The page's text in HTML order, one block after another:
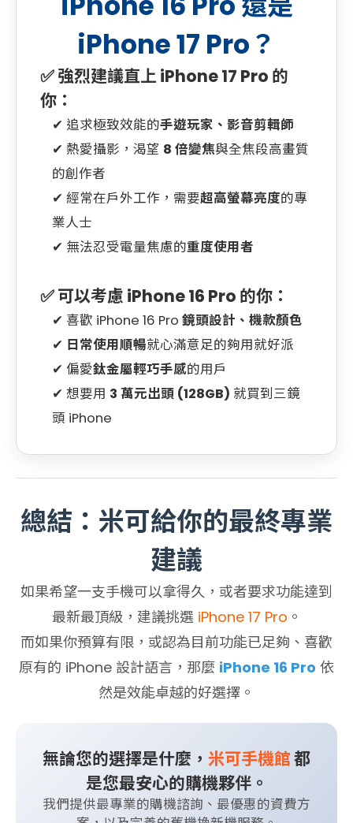
iPhone 17 Pro？
✅ 強烈建議直上 iPhone 17 Pro 的
你：
追求極致效能的手遊玩家、影音剪輯師
熱愛攝影，渴望 8 倍變焦與全焦段高畫質
的創作者
經常在戶外工作，需要超高螢幕亮度的專
業人士
無法忍受電量焦慮的重度使用者
✅ 可以考慮 iPhone 16 Pro 的你：
喜歡 iPhone 16 Pro 鏡頭設計、機款顏色
日常使用順暢就心滿意足的夠用就好派
偏愛鈦金屬輕巧手感的用戶
想要用 3 萬元出頭 (128GB) 就買到三鏡
頭 iPhone
總結：米可給你的最終專業
建議
如果希望一支手機可以拿得久，或者要求功能達到
最新最頂級，建議挑選 iPhone 17 Pro 。
而如果你預算有限，或認為目前功能已足夠、喜歡
原有的 iPhone 設計語言，那麼 iPhone 16 Pro 依
然是效能卓越的好選擇。
無論您的選擇是什麼， 米可手機館都
是您最安心的購機夥伴。
我們提供最專業的購機諮詢、最優惠的資費方